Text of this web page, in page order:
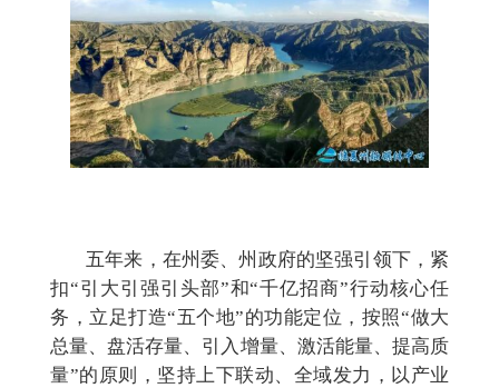
五年来，在州委、州政府的坚强引领下，紧
扣“引大引强引头部”和“千亿招商”行动核心任
务， 立足打造“五个地”的功能定位 ，按照“做大
总量、盘活存量、引入增量、激活能量、提高质
量”的原则，坚持上下联动、全域发力， 以产业